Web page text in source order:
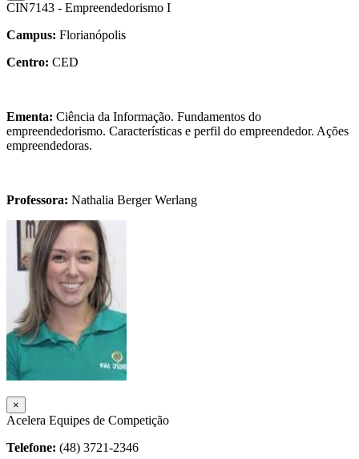
CIN7143 - Empreendedorismo I
Campus: Florianópolis
Centro: CED
Ementa: Ciência da Informação. Fundamentos do
empreendedorismo. Características e perfil do empreendedor. Ações
empreendedoras.
Professora: Nathalia Berger Werlang
×
Acelera Equipes de Competição
Telefone: (48) 3721-2346